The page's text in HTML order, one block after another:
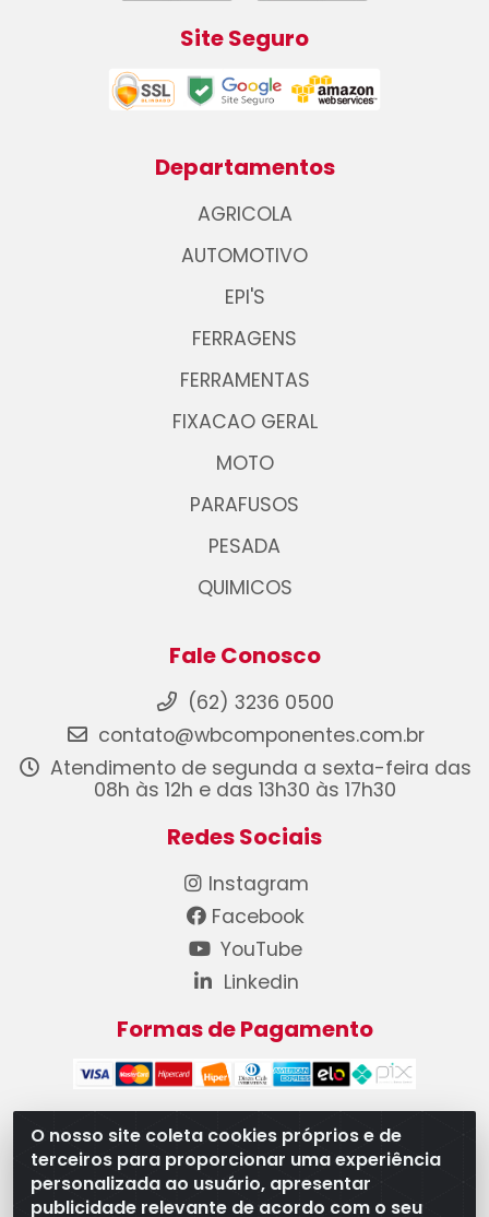
O nosso site coleta cookies próprios e de
terceiros para proporcionar uma experiência
personalizada ao usuário, apresentar
publicidade relevante de acordo com o seu
Site Seguro
Departamentos
AGRICOLA
AUTOMOTIVO
EPI'S
FERRAGENS
FERRAMENTAS
FIXACAO GERAL
MOTO
PARAFUSOS
PESADA
QUIMICOS
Fale Conosco
(62) 3236 0500
contato@wbcomponentes.com.br
Atendimento de segunda a sexta-feira das
08h às 12h e das 13h30 às 17h30
Redes Sociais
Instagram
Facebook
YouTube
Linkedin
Formas de Pagamento
WB Componentes Automotivos LTDA - CNPJ
08.528.393/0001-12 - Rua do Níquel, 667 - Parque
Oeste Industrial, Goiânia/GO - CEP 74375-660